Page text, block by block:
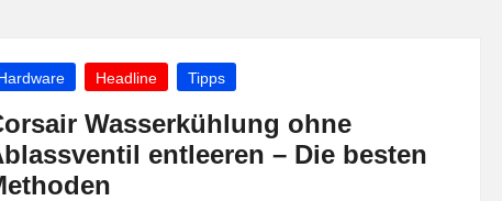
Headline Tipps
Wasserkühlung ohne
entleeren – Die besten